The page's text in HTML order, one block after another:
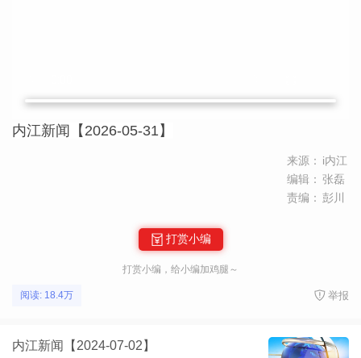
内江新闻【2026-05-31】
来源： i内江
编辑： 张磊
责编： 彭川
打赏小编
打赏小编，给小编加鸡腿～
阅读: 18.4万 举报
内江新闻【2024-07-02】